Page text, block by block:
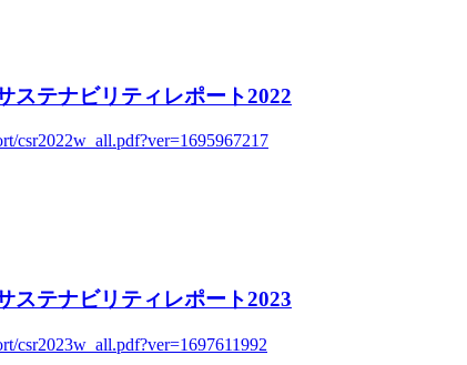
ステナビリティレポート2022
csr2022w_all.pdf?ver=1695967217
ステナビリティレポート2023
csr2023w_all.pdf?ver=1697611992